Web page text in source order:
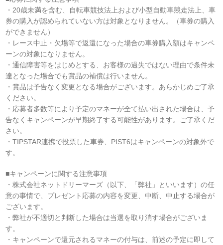
・20歳未満を含む、自転車競技法上および小型自動車競走法上、車
券の購入が認められていない方は対象となりません。（車券の購入
ができません）
・レース中止・欠場等で返還になった場合の車券購入額はキャンペ
ーンの対象になりません。
・通信障害等をはじめとする、お客様の過失ではない理由で条件未
達となった場合でも賞品の補償は行いません。
・賞品は予告なく変更となる場合がございます。あらかじめご了承
ください。
・応募者多数等により予定のマネーが全て払い出された場合は、予
告なくキャンペーンが早期終了する可能性があります。ご了承くだ
さい。
・TIPSTAR連携で投票した車券、PIST6はキャンペーンの対象外で
す。
■キャンペーンに関する注意事項
・株式会社ネットドリーマーズ（以下、「弊社」といいます）の任
意の事情で、プレゼント応募の内容を変更、中断、中止する場合が
ございます。
・弊社が不適切と判断した場合は当選を取り消す場合がございま
す。
・キャンペーンで還元されるマネーの付与は、前述の予定に即して